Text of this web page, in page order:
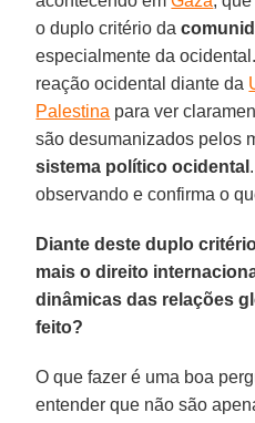
o duplo critério da
especialmente da
reação ocidental diante da
Palestina para ver
são desumanizados pelos
sistema político ocidental
observando e confirma o
Diante deste duplo
mais o direito
dinâmicas das relações
feito?
O que fazer é uma boa
entender que não são